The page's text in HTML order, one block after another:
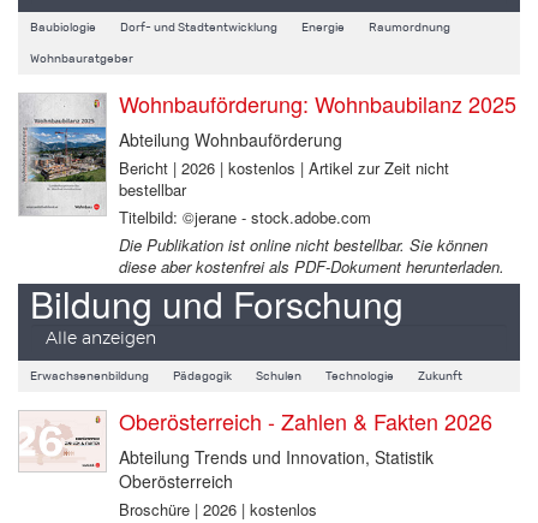
Baubiologie Dorf- und Stadtentwicklung Energie Raumordnung
Wohnbauratgeber
Wohnbauförderung: Wohnbaubilanz 2025
Abteilung Wohnbauförderung
Bericht | 2026 | kostenlos | Artikel zur Zeit nicht
bestellbar
Titelbild: ©jerane - stock.adobe.com
Die Publikation ist online nicht bestellbar. Sie können
diese aber kostenfrei als PDF-Dokument herunterladen.
Bildung und Forschung
Alle anzeigen
Erwachsenenbildung Pädagogik Schulen Technologie Zukunft
Oberösterreich - Zahlen & Fakten 2026
Abteilung Trends und Innovation, Statistik
Oberösterreich
Broschüre | 2026 | kostenlos